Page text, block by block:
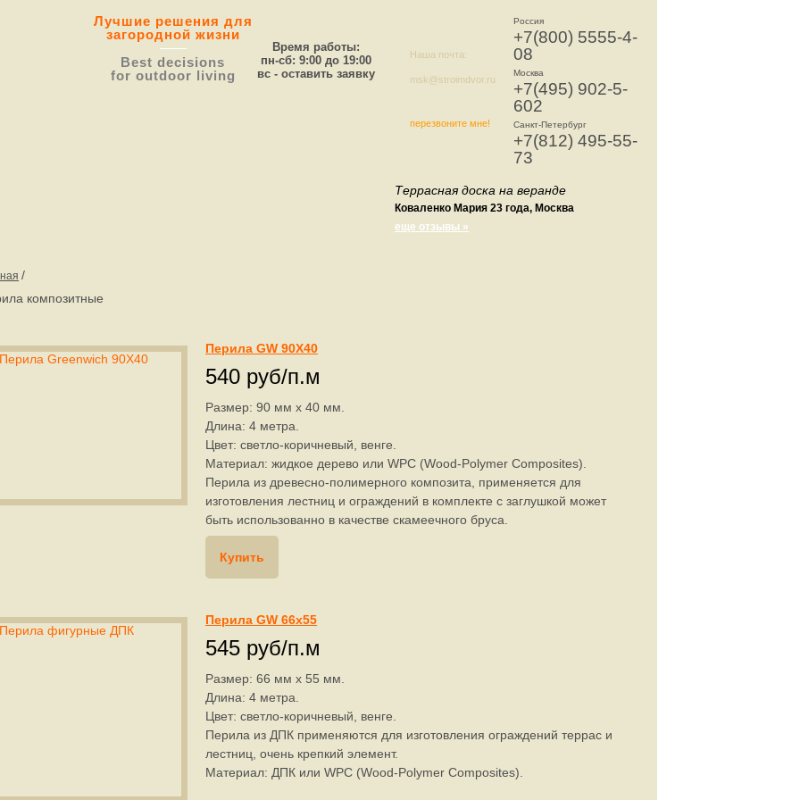
Лучшие решения для
загородной жизни
Best decisions
for outdoor living
Время работы:
пн-сб: 9:00 до 19:00
вс - оставить заявку
Наша почта:
msk@stroimdvor.ru
перезвоните мне!
Россия
+7(800) 5555-4-
08
Москва
+7(495) 902-5-
602
Санкт-Петербург
+7(812) 495-55-
73
Террасная доска на веранде
Коваленко Мария 23 года, Москва
еще отзывы »
/
композитные
Перила GW 90X40
540 руб/п.м
Размер: 90 мм х 40 мм.
Длина: 4 метра.
Цвет: светло-коричневый, венге.
Материал: жидкое дерево или WPC (Wood-Polymer Composites).
Перила из древесно-полимерного композита, применяется для
изготовления лестниц и ограждений в комплекте с заглушкой может
быть использованно в качестве скамеечного бруса.
Купить
Перила GW 66х55
545 руб/п.м
Размер: 66 мм х 55 мм.
Длина: 4 метра.
Цвет: светло-коричневый, венге.
Перила из ДПК применяются для изготовления ограждений террас и
лестниц, очень крепкий элемент.
Материал: ДПК или WPC (Wood-Polymer Composites).